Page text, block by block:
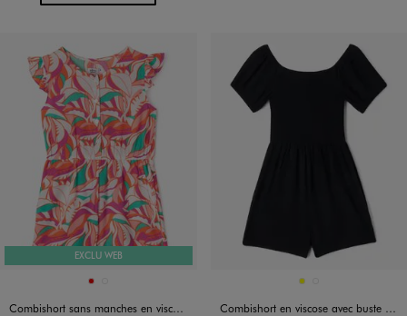
EXCLU WEB
Disponible en 2 coloris
ROUGE
Combishort sans manches en viscose froissée fille
Disponible en 2 coloris
JAUNE FONCE
Combishort en viscose avec buste smocké fille